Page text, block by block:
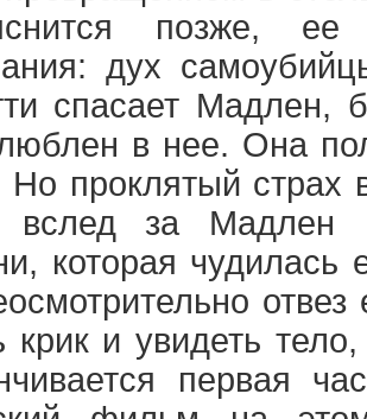
позже, ее
дух
спасает Мадлен,
в нее. Она
Но проклятый
вслед за Мадлен
которая
крик и увидеть
первая